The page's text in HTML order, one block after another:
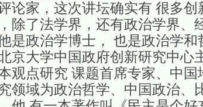
论家，这次讲坛确实有 很多
除了法学界，还有政治学界、
是政治学博士， 也是政治学
京大学中国政府创新研究中心
观点研究 课题首席专家、中
领域为政治哲学、中国政治、